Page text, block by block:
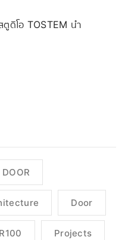
ตูดิโอ TOSTEM นำ
Door
Projects